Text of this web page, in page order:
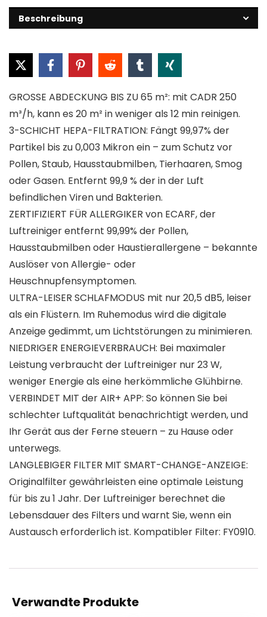
Beschreibung
GROSSE ABDECKUNG BIS ZU 65 m²: mit CADR 250
m³/h, kann es 20 m² in weniger als 12 min reinigen.
3-SCHICHT HEPA-FILTRATION: Fängt 99,97% der
Partikel bis zu 0,003 Mikron ein – zum Schutz vor
Pollen, Staub, Hausstaubmilben, Tierhaaren, Smog
oder Gasen. Entfernt 99,9 % der in der Luft
befindlichen Viren und Bakterien.
ZERTIFIZIERT FÜR ALLERGIKER von ECARF, der
Luftreiniger entfernt 99,99% der Pollen,
Hausstaubmilben oder Haustierallergene – bekannte
Auslöser von Allergie- oder
Heuschnupfensymptomen.
ULTRA-LEISER SCHLAFMODUS mit nur 20,5 dB5, leiser
als ein Flüstern. Im Ruhemodus wird die digitale
Anzeige gedimmt, um Lichtstörungen zu minimieren.
NIEDRIGER ENERGIEVERBRAUCH: Bei maximaler
Leistung verbraucht der Luftreiniger nur 23 W,
weniger Energie als eine herkömmliche Glühbirne.
VERBINDET MIT der AIR+ APP: So können Sie bei
schlechter Luftqualität benachrichtigt werden, und
Ihr Gerät aus der Ferne steuern – zu Hause oder
unterwegs.
LANGLEBIGER FILTER MIT SMART-CHANGE-ANZEIGE:
Originalfilter gewährleisten eine optimale Leistung
für bis zu 1 Jahr. Der Luftreiniger berechnet die
Lebensdauer des Filters und warnt Sie, wenn ein
Austausch erforderlich ist. Kompatibler Filter: FY0910.
Verwandte Produkte